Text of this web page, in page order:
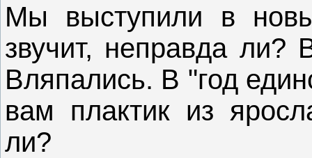
Мы выступили в
звучит, неправда ли?
Вляпались. В "год
вам плактик из
ли?